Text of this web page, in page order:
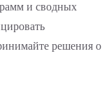
и сводных
решения о